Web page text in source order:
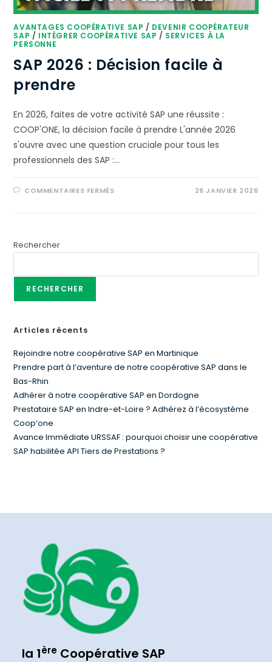
AVANTAGES COOPÉRATIVE SAP / DEVENIR COOPÉRATEUR
SAP / INTÉGRER COOPÉRATIVE SAP / SERVICES À LA
PERSONNE
SAP 2026 : Décision facile à
prendre
En 2026, faites de votre activité SAP une réussite :
COOP'ONE, la décision facile à prendre L'année 2026
s'ouvre avec une question cruciale pour tous les
professionnels des SAP :…
COMMENTAIRES FERMÉS 26 JANVIER 2026
Rechercher
RECHERCHER
Articles récents
Rejoindre notre coopérative SAP en Martinique
Prendre part à l’aventure de notre coopérative SAP dans le
Bas-Rhin
Adhérer à notre coopérative SAP en Dordogne
Prestataire SAP en Indre-et-Loire ? Adhérez à l’écosystème
Coop’one
Avance Immédiate URSSAF : pourquoi choisir une coopérative
SAP habilitée API Tiers de Prestations ?
la 1ère Coopérative SAP